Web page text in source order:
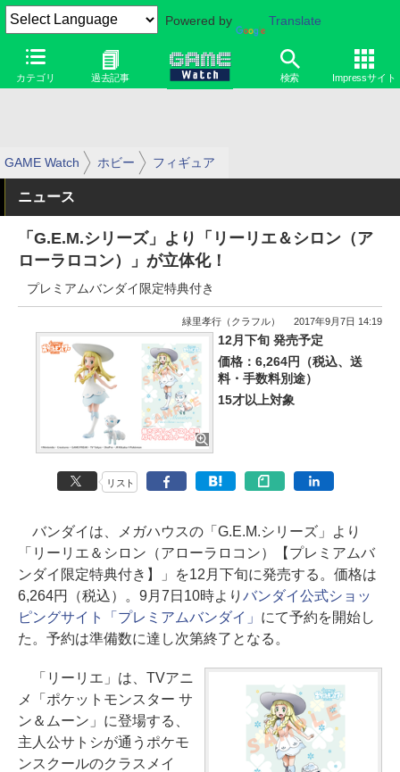
Powered by Translate
カテゴリ 過去記事 検索 Impressサイト
GAME Watch ホビー フィギュア
ニュース
「G.E.M.シリーズ」より「リーリエ＆シロン（ア
ローラロコン）」が立体化！
プレミアムバンダイ限定特典付き
緑里孝行（クラフル） 2017年9月7日 14:19
12月下旬 発売予定
価格：6,264円（税込、送
料・手数料別途）
15才以上対象
リスト
バンダイは、メガハウスの「G.E.M.シリーズ」より
「リーリエ＆シロン（アローラロコン）【プレミアムバ
ンダイ限定特典付き】」を12月下旬に発売する。価格は
6,264円（税込）。9月7日10時より バンダイ公式ショッ
ピングサイト「プレミアムバンダイ」 にて予約を開始し
た。予約は準備数に達し次第終了となる。
「リーリエ」は、TVアニ
メ「ポケットモンスター サ
ン＆ムーン」に登場する、
主人公サトシが通うポケモ
ンスクールのクラスメイ